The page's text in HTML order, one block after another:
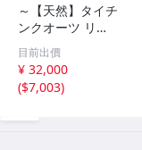
～【天然】タイチ
ンクオーツ リン
グ s925 3.1g
目前出價
¥ 32,000
($7,003)